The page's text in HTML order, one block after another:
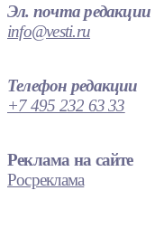
Эл. почта редакции
info@vesti.ru
Телефон редакции
+7 495 232 63 33
Реклама на сайте
Росреклама